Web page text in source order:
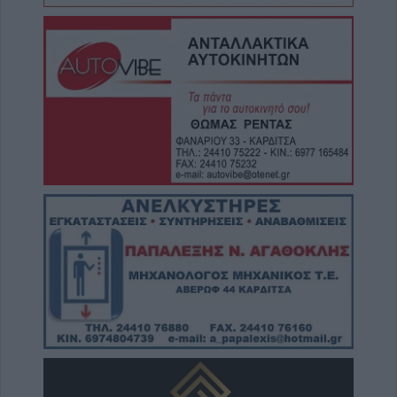
6 Αυγούστου 2026, 19:35
Χαλκίδα: Γυναίκα έπεσε από την Υψηλή
Γέφυρα και σώθηκε στα νερά του Ευβοϊκού
6 Αυγούστου 2026, 19:32
Καλαμπάκα: Πυροσβέστες απεγκλώβισαν
ηλικιωμένο μετά από πτώση στη Νέα Ζωή
Τροχαίο στην Αγιά: Μοτοσικλέτα
συγκρούστηκε με νταλίκα – Στο νοσοκομείο
ο οδηγός
6 Αυγούστου 2026, 19:15
Άνω Λιόσια: Συνελήφθησαν δύο άνδρες για
τον θάνατο 72χρονου που βρέθηκε σε
αυτοκίνητο
6 Αυγούστου 2026, 17:50
Την Παρασκευή 7 Αυγούστου η κηδεία του
Αθανάσιου Ταξιάρχη